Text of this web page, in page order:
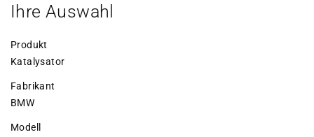
Ihre Auswahl
Produkt
Katalysator
Fabrikant
BMW
Modell